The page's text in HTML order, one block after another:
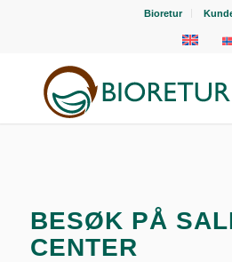
Bioretur
BESØK PÅ
CENTER